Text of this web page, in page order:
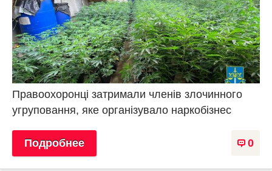
Правоохоронці затримали членів злочинного
угруповання, яке організувало наркобізнес
0
Подробнее